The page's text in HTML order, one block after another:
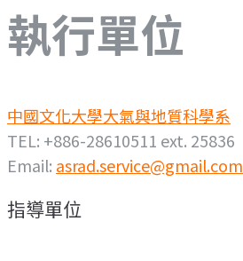
執行單位
中國文化大學大氣與地質科學系
TEL: +886-28610511 ext. 25836
Email: asrad.service@gmail.com
指導單位